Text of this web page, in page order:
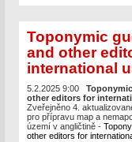
Toponymic
and other
international
5.2.2025 9:00
other editors for
Zveřejněno 4.
pro přípravu map a
území v angličtině -
other editors for